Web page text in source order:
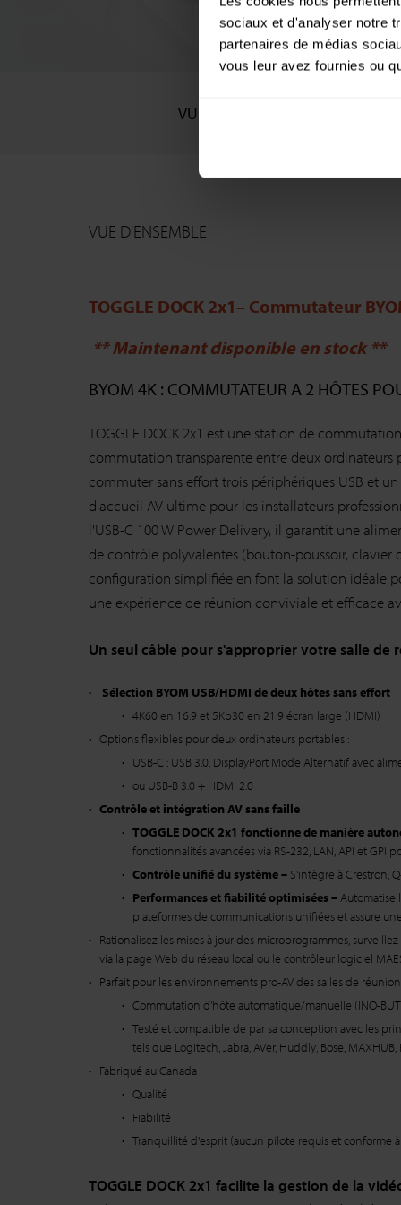
sociaux et d'analyser notre
partenaires de médias
vous leur avez fournies ou
VUE D'ENSEMBLE
VUE D'ENSEMBLE
TOGGLE DOCK 2x1– Commutateur
** Maintenant disponible en stock **
BYOM 4K : COMMUTATEUR A 2 HÔTES
TOGGLE DOCK 2x1 est une station de
commutation transparente entre deux
commuter sans effort trois périphériques USB et
d'accueil AV ultime pour les installateurs
l'USB-C 100 W Power Delivery, il garantit une
de contrôle polyvalentes (bouton-poussoir, clavier
configuration simplifiée en font la solution idéale
une expérience de réunion conviviale et efficace
Un seul câble pour s'approprier votre salle de
Sélection BYOM USB/HDMI de deux hôtes sans effort
4K60 en 16:9 et 5Kp30 en 21:9 écran large (HDMI)
Options flexibles pour deux ordinateurs portables :
USB-C : USB 3.0, DisplayPort Mode Alternatif avec
ou USB-B 3.0 + HDMI 2.0
Contrôle et intégration AV sans faille
TOGGLE DOCK 2x1 fonctionne de manière
fonctionnalités avancées via RS-232, LAN, API et GPI
Contrôle unifié du système – S'intègre à Crestron,
Performances et fiabilité optimisées –Automatise
plateformes de communications unifiées et assure
Rationalisez les mises à jour des microprogrammes,
via la page Web du réseau local ou le contrôleur logiciel
Parfait pour les environnements pro-AV des salles de réunion
Commutation d'hôte automatique/manuelle (INO-
Testé et compatible de par sa conception avec les
tels que Logitech, Jabra, AVer, Huddly, Bose, MAXHUB,
Fabriqué au Canada
Qualité
Fiabilité
Tranquillité d'esprit (aucun pilote requis et conforme
TOGGLE DOCK 2x1 facilite la gestion de la